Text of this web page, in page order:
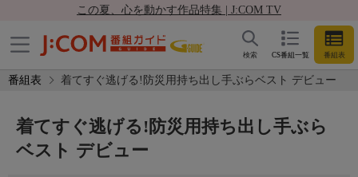
この夏、心を動かす作品特集 | J:COM TV
CS番組一覧 番組表
検索
番組表 着てすぐ逃げる!防災用持ち出し手ぶらベスト デビュー
着てすぐ逃げる!防災用持ち出し手ぶら
ベスト デビュー